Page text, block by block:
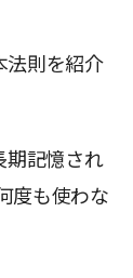
法則を紹介
期記憶され
度も使わな